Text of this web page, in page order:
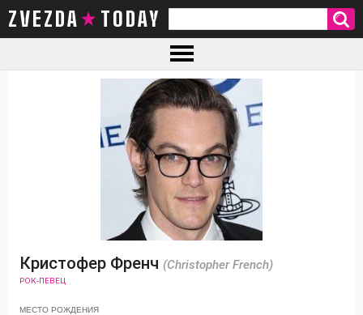
ZVEZDA TODAY
Кристофер Френч (Christopher French)
РОК-ПЕВЕЦ
МЕСТО РОЖДЕНИЯ